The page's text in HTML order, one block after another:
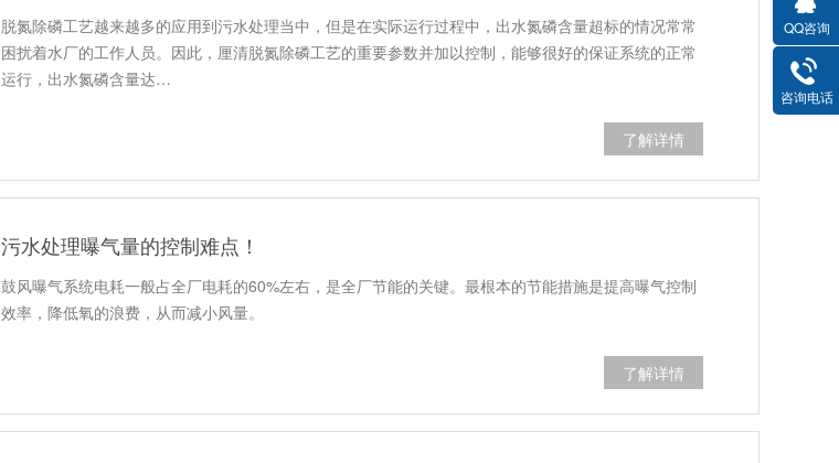
脱氮除磷工艺越来越多的应用到污水处理当中，但是在实际运行过程中，出水氮磷含量超标的情况常常
困扰着水厂的工作人员。因此，厘清脱氮除磷工艺的重要参数并加以控制，能够很好的保证系统的正常
运行，出水氮磷含量达…
了解详情
污水处理曝气量的控制难点！
鼓风曝气系统电耗一般占全厂电耗的60%左右，是全厂节能的关键。最根本的节能措施是提高曝气控制
效率，降低氧的浪费，从而减小风量。
了解详情
QQ咨询
咨询电话